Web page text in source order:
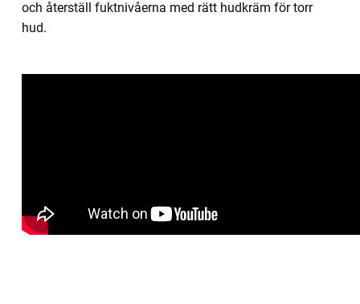
och återställ fuktnivåerna med rätt hudkräm för torr
hud.